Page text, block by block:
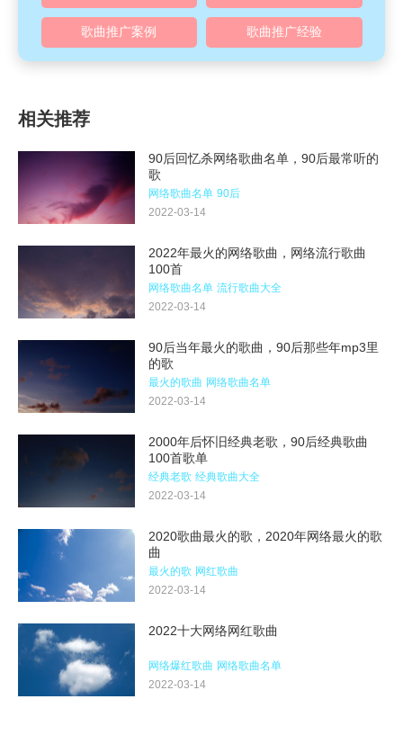
歌曲推广案例 歌曲推广经验
相关推荐
90后回忆杀网络歌曲名单，90后最常听的
歌
网络歌曲名单 90后
2022-03-14
2022年最火的网络歌曲，网络流行歌曲
100首
网络歌曲名单 流行歌曲大全
2022-03-14
90后当年最火的歌曲，90后那些年mp3里
的歌
最火的歌曲 网络歌曲名单
2022-03-14
2000年后怀旧经典老歌，90后经典歌曲
100首歌单
经典老歌 经典歌曲大全
2022-03-14
2020歌曲最火的歌，2020年网络最火的歌
曲
最火的歌 网红歌曲
2022-03-14
2022十大网络网红歌曲
网络爆红歌曲 网络歌曲名单
2022-03-14